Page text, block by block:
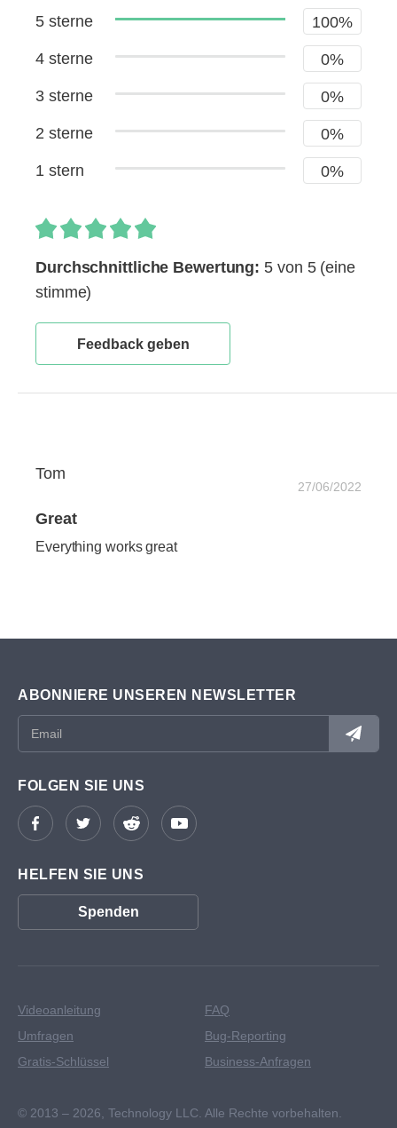
5 sterne 100%
4 sterne 0%
3 sterne 0%
2 sterne 0%
1 stern 0%
Durchschnittliche Bewertung: 5 von 5 (eine
stimme)
Feedback geben
Tom
27/06/2022
Great
Everything works great
ABONNIERE UNSEREN NEWSLETTER
FOLGEN SIE UNS
HELFEN SIE UNS
Spenden
Videoanleitung
Umfragen
Gratis-Schlüssel
FAQ
Bug-Reporting
Business-Anfragen
© 2013 – 2026, Technology LLC. Alle Rechte vorbehalten.